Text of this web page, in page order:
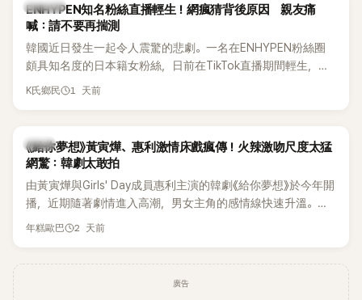
K-POP
ENHYPEN知名粉絲直播輕生！網瘋猜背後原因 親友痛
喊：請不要再揣測
韓國近日發生一起令人震驚的悲劇。一名在ENHYPEN粉絲圈
頗具知名度的日本籍女粉絲，日前在TikTok直播期間輕生，最
終不幸身亡，消息曝光後震驚韓網，也讓不少粉絲湧入社群平
K氏鄉民 1 天前
韓劇
《給你夢想》黃寅燁、惠利激情床戲瘋傳！火辣激吻尺度太猛
網驚：韓劇太敢拍
由黃寅燁與Girls' Day成員惠利主演的韓劇《給你夢想》於今年開
播，近期隨著劇情進入高潮，男女主角的感情線快速升溫。最
新播出的第8集不僅上演火辣吻戲，更接連出現床戲橋段，讓
年糕歐巴 2 天前
廣告